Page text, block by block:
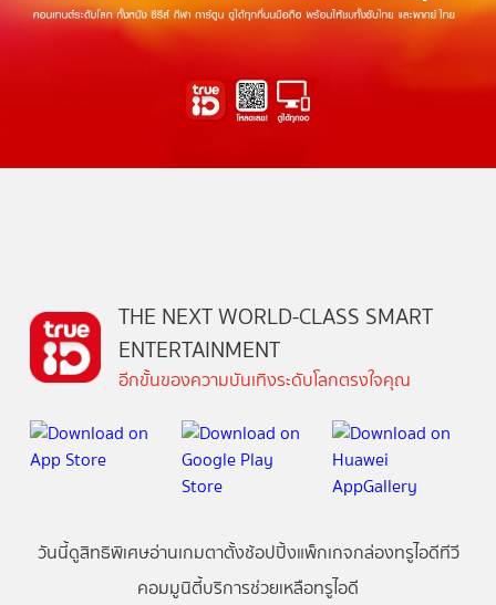
THE NEXT WORLD-CLASS SMART
ENTERTAINMENT
อีกขั้นของความบันเทิงระดับโลกตรงใจคุณ
วันนี้ดูสิทธิพิเศษอ่านเกมตาตั้งช้อปปิ้งแพ็กเกจกล่องทรูไอดีทีวี
คอมมูนิตี้บริการช่วยเหลือทรูไอดี